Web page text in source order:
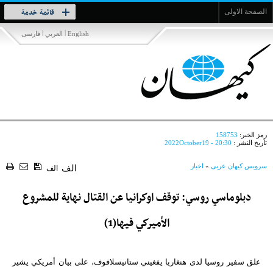
الصفحة الاولى قائمة خدمة
Toggle
navigation
فارسی | العربي | English
رمز الخبر: 158753
تأريخ النشر : 2022October19 - 20:30
سرویس کیهان عربی » اخبار الف الف
دبلوماسي روسي: توقف اوكرانيا عن القتال نهاية للمشروع
الأميركي فيها(1)
علق سفير روسيا لدى هنغاريا يفغيني ستانيسلافوف، على بيان أمريكي يشير